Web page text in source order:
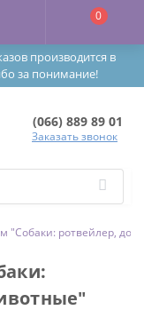
производится в
за понимание!
0
(066) 889 89 01
Заказать звонок
"Собаки: ротвейлер,